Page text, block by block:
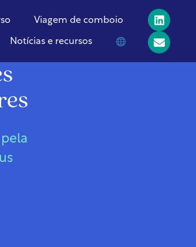
Viagem de comboio
Notícias e recursos